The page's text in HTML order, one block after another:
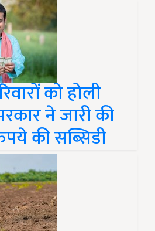
को होली
ने जारी की
की सब्सिडी